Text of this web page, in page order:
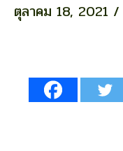
ตุลาคม 18, 2021 /